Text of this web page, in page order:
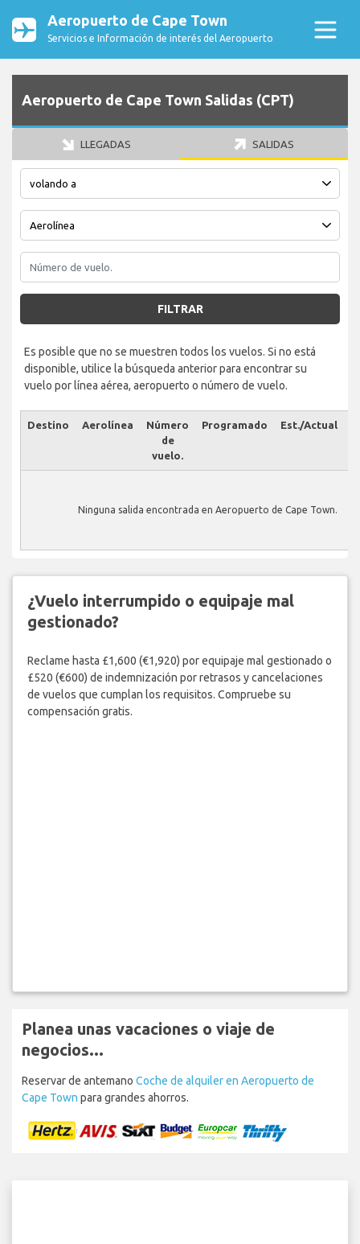
Aeropuerto de Cape Town
Servicios e Información de interés del Aeropuerto
Aeropuerto de Cape Town Salidas (CPT)
LLEGADAS SALIDAS
FILTRAR
Es posible que no se muestren todos los vuelos. Si no está
disponible, utilice la búsqueda anterior para encontrar su
vuelo por línea aérea, aeropuerto o número de vuelo.
Destino Aerolínea
Número
de
vuelo.
Programado Est./Actual
Ninguna salida encontrada en Aeropuerto de Cape Town.
¿Vuelo interrumpido o equipaje mal
gestionado?
Reclame hasta £1,600 (€1,920) por equipaje mal gestionado o
£520 (€600) de indemnización por retrasos y cancelaciones
de vuelos que cumplan los requisitos. Compruebe su
compensación gratis.
Planea unas vacaciones o viaje de
negocios...
Reservar de antemano Coche de alquiler en Aeropuerto de
Cape Town para grandes ahorros.